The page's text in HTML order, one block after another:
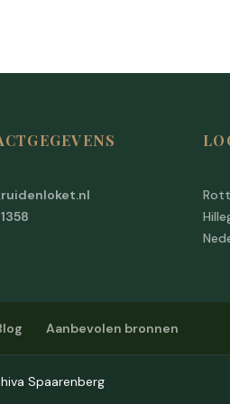
Aanbevolen bronnen
Spaarenberg